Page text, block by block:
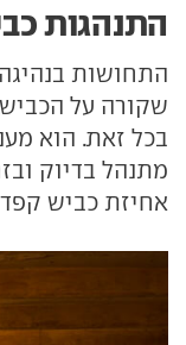
התנהגות
התחושות
בכל זאת. הוא
מתנהל בדיוק
אחיזת כביש